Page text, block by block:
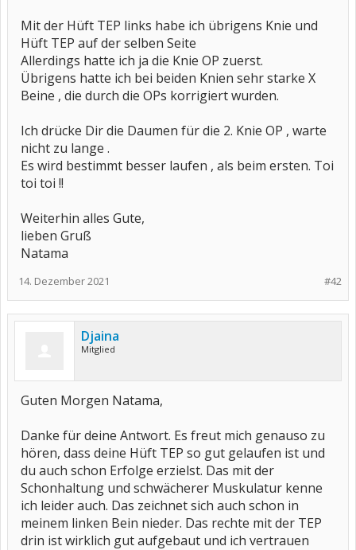
Mit der Hüft TEP links habe ich übrigens Knie und
Hüft TEP auf der selben Seite
Allerdings hatte ich ja die Knie OP zuerst.
Übrigens hatte ich bei beiden Knien sehr starke X
Beine , die durch die OPs korrigiert wurden.
Ich drücke Dir die Daumen für die 2. Knie OP , warte
nicht zu lange .
Es wird bestimmt besser laufen , als beim ersten. Toi
toi toi !!
Weiterhin alles Gute,
lieben Gruß
Natama
#42
14. Dezember 2021
Djaina
Mitglied
Guten Morgen Natama,
Danke für deine Antwort. Es freut mich genauso zu
hören, dass deine Hüft TEP so gut gelaufen ist und
du auch schon Erfolge erzielst. Das mit der
Schonhaltung und schwächerer Muskulatur kenne
ich leider auch. Das zeichnet sich auch schon in
meinem linken Bein nieder. Das rechte mit der TEP
drin ist wirklich gut aufgebaut und ich vertrauen